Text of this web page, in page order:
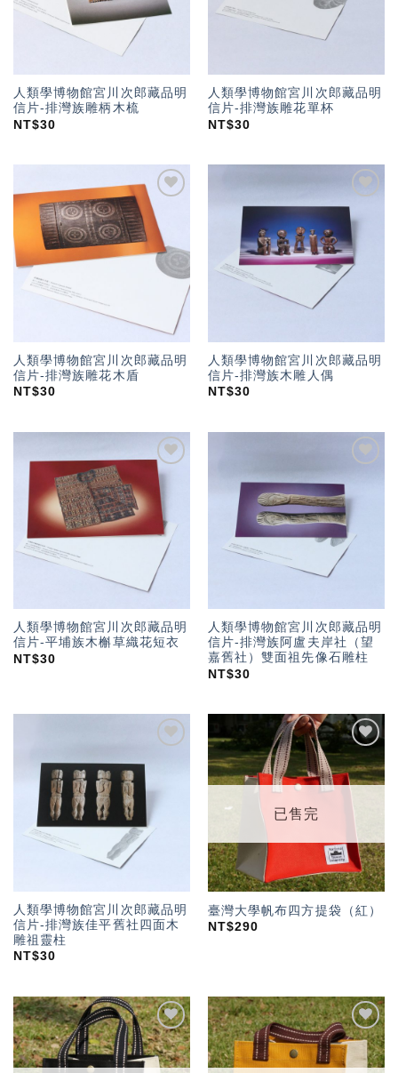
人類學博物館宮川次郎藏品明
信片-排灣族雕柄木梳
NT$30
人類學博物館宮川次郎藏品明
信片-排灣族雕花單杯
NT$30
望輕
單」
人類學博物館宮川次郎藏品明
信片-排灣族雕花木盾
NT$30
「願
人類學博物館宮川次郎藏品明
信片-排灣族木雕人偶
NT$30
加入
「願
望輕
單」
人類學博物館宮川次郎藏品明
信片-平埔族木槲草織花短衣
NT$30
人類學博物館宮川次郎藏品明
信片-排灣族阿盧夫岸社（望
嘉舊社）雙面祖先像石雕柱
NT$30
人類學博物館宮川次郎藏品明
信片-排灣族佳平舊社四面木
雕祖靈柱
NT$30
加入
「願
望輕
已售完
臺灣大學帆布四方提袋（紅）
NT$290
加入
「願
望輕
加入
「願
望輕